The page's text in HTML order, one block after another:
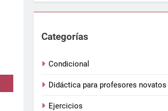
Categorías
Condicional
Didáctica para profesores novatos
Ejercicios